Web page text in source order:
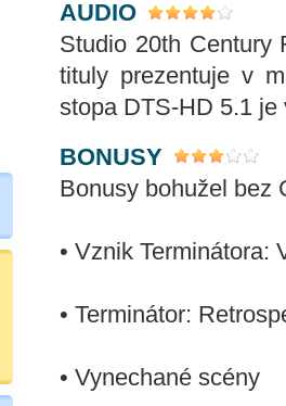
AUDIO
Studio 20th Century
tituly prezentuje v
stopa DTS-HD 5.1
BONUSY
Bonusy bohužel bez
• Vznik Terminátora:
• Terminátor:
• Vynechané scény